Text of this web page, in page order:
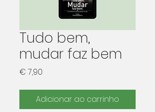
Tudo bem,
mudar faz bem
€ 7,90
Adicionar ao carrinho